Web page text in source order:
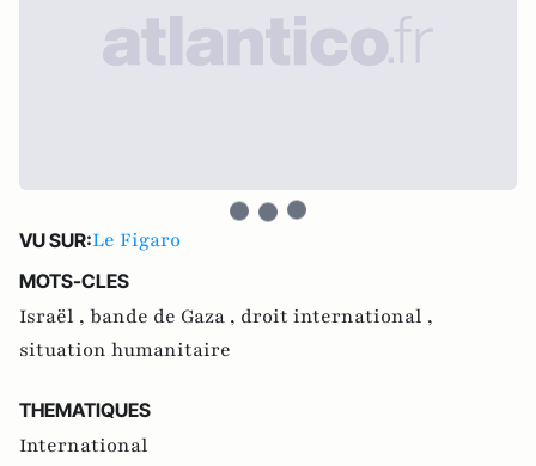
VU SUR:Le Figaro
MOTS-CLES
Israël , bande de Gaza , droit international ,
situation humanitaire
THEMATIQUES
International